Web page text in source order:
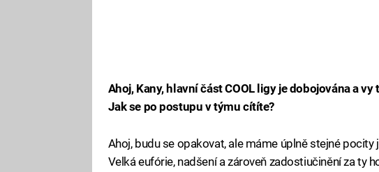
Ahoj, Kany, hlavní část COOL ligy je dobojována a
Jak se po postupu v týmu cítíte?
Ahoj, budu se opakovat, ale máme úplně stejné
Velká eufórie, nadšení a zároveň zadostiučinění za ty